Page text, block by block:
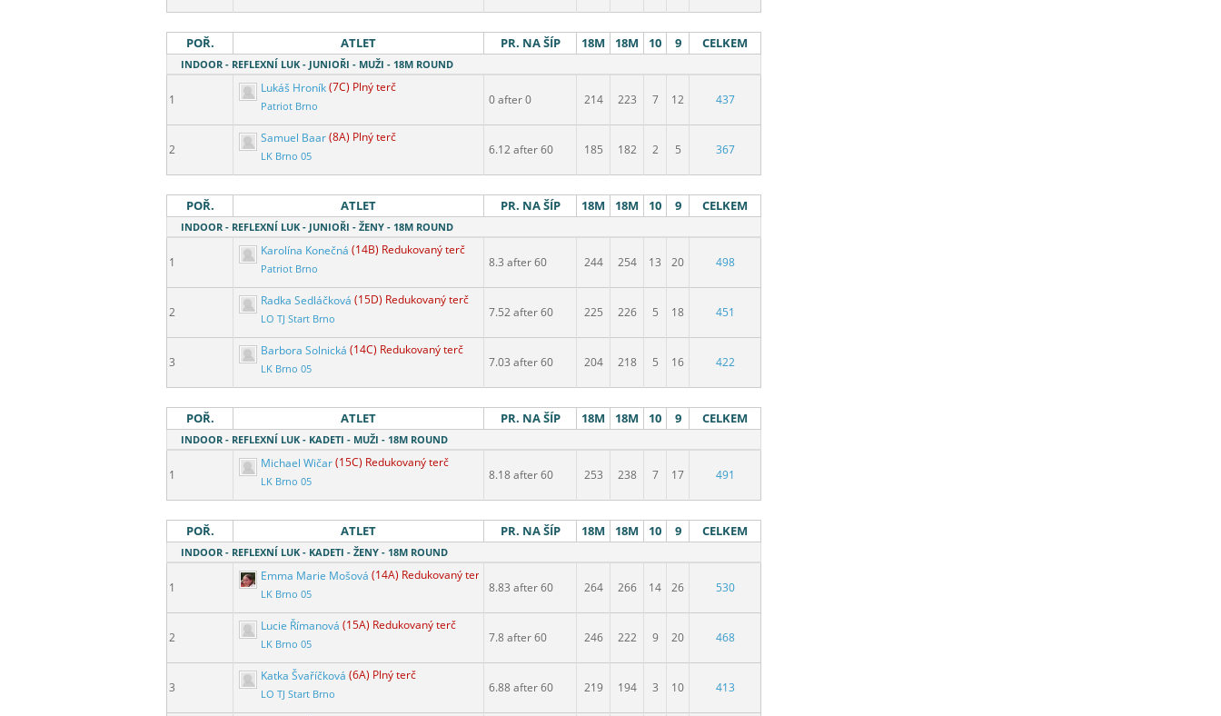
POŘ. ATLET PR. NA ŠÍP 18M 18M 10 9 CELKEM
INDOOR - REFLEXNÍ LUK - JUNIOŘI - MUŽI - 18M ROUND
1
Lukáš Hroník(7C) Plný terč
Patriot Brno 0 after 0 214 223 7 12 437
2
Samuel Baar(8A) Plný terč
LK Brno 05 6.12 after 60 185 182 2 5 367
POŘ. ATLET PR. NA ŠÍP 18M 18M 10 9 CELKEM
INDOOR - REFLEXNÍ LUK - JUNIOŘI - ŽENY - 18M ROUND
1
Karolína Konečná (14B) Redukovaný terč
Patriot Brno 8.3 after 60 244 254 13 20 498
2
Radka Sedláčková (15D) Redukovaný terč
LO TJ Start Brno 7.52 after 60 225 226 5 18 451
3
Barbora Solnická (14C) Redukovaný terč
LK Brno 05 7.03 after 60 204 218 5 16 422
POŘ. ATLET PR. NA ŠÍP 18M 18M 10 9 CELKEM
INDOOR - REFLEXNÍ LUK - KADETI - MUŽI - 18M ROUND
1
Michael Wičar(15C) Redukovaný terč
LK Brno 05 8.18 after 60 253 238 7 17 491
POŘ. ATLET PR. NA ŠÍP 18M 18M 10 9 CELKEM
INDOOR - REFLEXNÍ LUK - KADETI - ŽENY - 18M ROUND
1
Emma Marie Mošová (14A) Redukovaný terč
LK Brno 05 8.83 after 60 264 266 14 26 530
2
Lucie Římanová (15A) Redukovaný terč
LK Brno 05 7.8 after 60 246 222 9 20 468
3
Katka Švaříčková (6A) Plný terč
LO TJ Start Brno 6.88 after 60 219 194 3 10 413